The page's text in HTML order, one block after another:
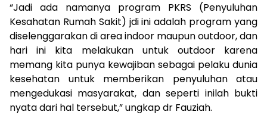
“Jadi ada namanya program PKRS (Penyuluhan
Kesahatan Rumah Sakit) jdi ini adalah program yang
diselenggarakan di area indoor maupun outdoor, dan
hari ini kita melakukan untuk outdoor karena
memang kita punya kewajiban sebagai pelaku dunia
kesehatan untuk memberikan penyuluhan atau
mengedukasi masyarakat, dan seperti inilah bukti
nyata dari hal tersebut,” ungkap dr Fauziah.